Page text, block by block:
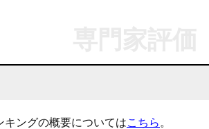
キングの概要についてはこちら 。